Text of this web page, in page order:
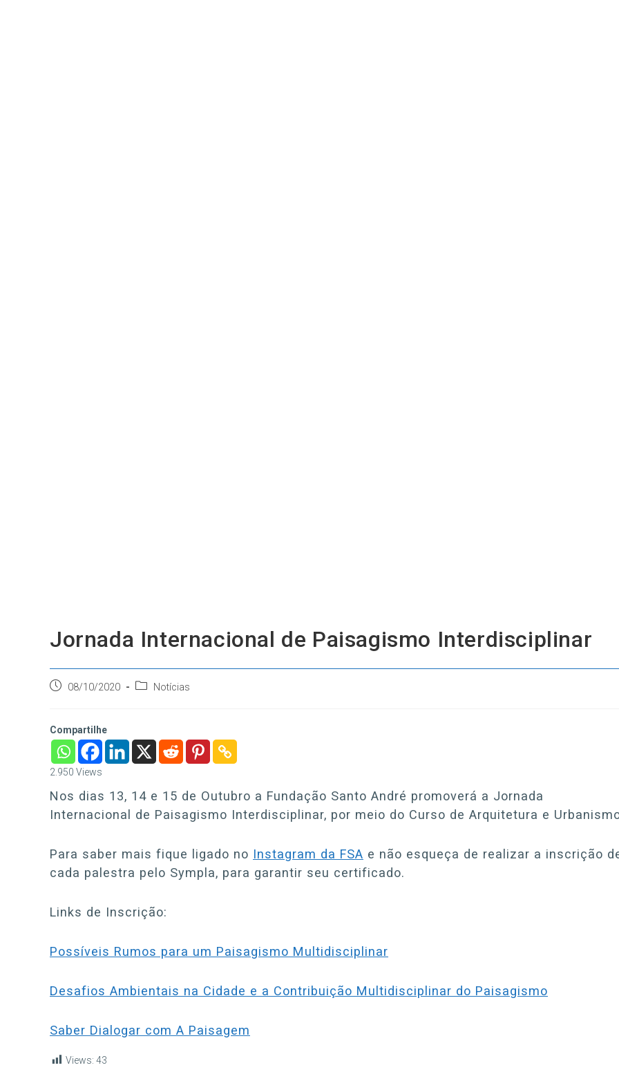
Jornada Internacional de Paisagismo Interdisciplinar
Post08/10/2020
Categoria
Notícias
Compartilhe
2.950 Views
Nos dias 13, 14 e 15 de Outubro a Fundação Santo André promoverá a Jornada
Internacional de Paisagismo Interdisciplinar, por meio do Curso de Arquitetura e
Para saber mais fique ligado no Instagram da FSA e não esqueça de realizar a inscrição
cada palestra pelo Sympla, para garantir seu certificado.
Links de Inscrição:
Possíveis Rumos para um Paisagismo Multidisciplinar
Desafios Ambientais na Cidade e a Contribuição Multidisciplinar do Paisagismo
Saber Dialogar com A Paisagem
Views: 43